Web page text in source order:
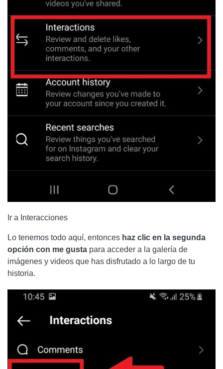
Ir a Interacciones
Lo tenemos todo aquí, entonces haz clic en la segunda
opción con me gusta para acceder a la galería de
imágenes y videos que has disfrutado a lo largo de tu
historia.